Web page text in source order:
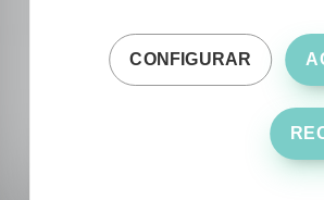
CONFIGURAR